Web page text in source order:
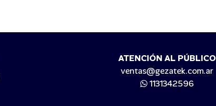
ATENCIÓN AL PÚBLICO
ventas@gezatek.com.ar
1131342596